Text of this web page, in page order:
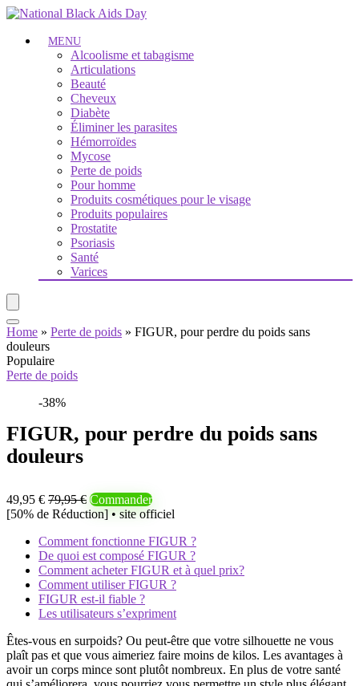
MENU
Alcoolisme et tabagisme
Articulations
Beauté
Cheveux
Diabète
Éliminer les parasites
Hémorroïdes
Mycose
Perte de poids
Pour homme
Produits cosmétiques pour le visage
Produits populaires
Prostatite
Psoriasis
Santé
Varices
Home » Perte de poids » FIGUR, pour perdre du poids sans
douleurs
Populaire
Perte de poids
-38%
FIGUR, pour perdre du poids sans
douleurs
49,95 € 79,95 € Commander
[50% de Réduction] • site officiel
Comment fonctionne FIGUR ?
De quoi est composé FIGUR ?
Comment acheter FIGUR et à quel prix?
Comment utiliser FIGUR ?
FIGUR est-il fiable ?
Les utilisateurs s’expriment
Êtes-vous en surpoids? Ou peut-être que votre silhouette ne vous
plaît pas et que vous aimeriez faire moins de kilos. Les avantages à
avoir un corps mince sont plutôt nombreux. En plus de votre santé